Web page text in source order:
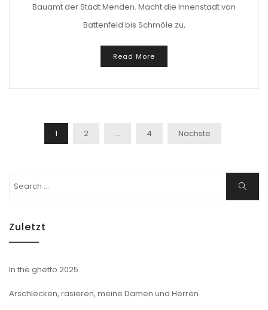
Bauamt der Stadt Menden. Macht die Innenstadt von
Battenfeld bis Schmöle zu,
Read More
Beitragsnavigation
1 2 … 4 Nächste
Search
Search
Zuletzt
In the ghetto 2025
Arschlecken, rasieren, meine Damen und Herren